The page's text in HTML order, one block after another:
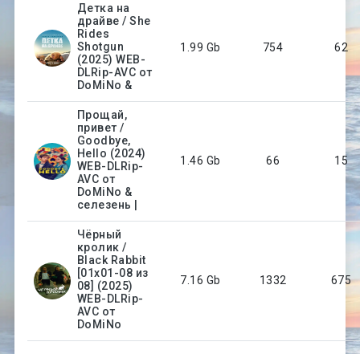
Детка на
драйве / She
Rides
Shotgun
(2025) WEB-
DLRip-AVC от
DoMiNo &
1.99 Gb 754 62
Прощай,
привет /
Goodbye,
Hello (2024)
WEB-DLRip-
AVC от
DoMiNo &
селезень |
1.46 Gb 66 15
Чёрный
кролик /
Black Rabbit
[01х01-08 из
08] (2025)
WEB-DLRip-
AVC от
DoMiNo
7.16 Gb 1332 675